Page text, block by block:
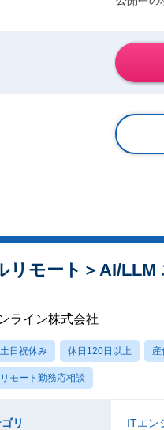
リモート＞AI/
ライン株式会社
土日祝休み 休日120日以上 産
リモート勤務応相談
リ ITエン